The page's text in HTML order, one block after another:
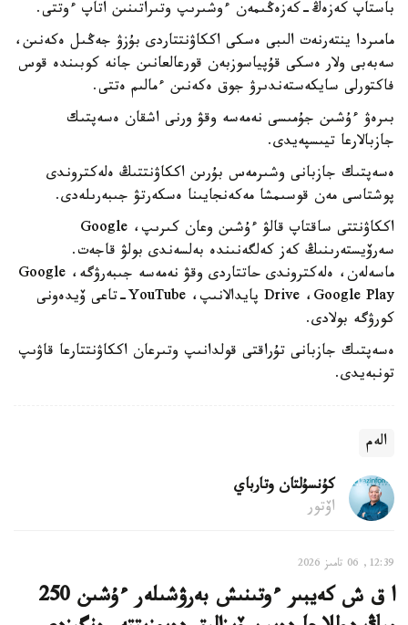
باستاپ كەزەڭ-كەزەڭىمەن ءوشىرىپ وتىراتىنىن اتاپ ءوتتى.
مامىردا ينتەرنەت الىبى ەسكى اككاۋنتتاردى بۇزۋ جەڭىل ەكەنىن،
سەبەبى ولار ەسكى قۇپياسوزبەن قورعالعانىن جانە كوبىندە قوس
فاكتورلى سايكەستەندىرۋ جوق ەكەنىن ءمالىم ەتتى.
بىرەۋ ءۇشىن جۇمىسى نەمەسە وقۋ ورنى اشقان ەسەپتىك
جازبالارعا تيىسپەيدى.
ەسەپتىك جازبانى وشىرمەس بۇرىن اككاۋنتتىڭ ەلەكتروندى
پوشتاسى مەن قوسىمشا مەكەنجايىنا ەسكەرتۋ جىبەرىلەدى.
اككاۋنتتى ساقتاپ قالۋ ءۇشىن وعان كىرىپ، Google
سەرۆيستەرىنىڭ كەز كەلگەنىندە بەلسەندى بولۋ قاجەت.
ماسەلەن، ەلەكتروندى حاتتاردى وقۋ نەمەسە جىبەرۋگە، Google
Drive ،Google Play پايدالانىپ، YouTube-تاعى ۆيدەونى
كورۋگە بولادى.
ەسەپتىك جازبانى تۇراقتى قولدانىپ وتىرعان اككاۋنتتارعا قاۋىپ
تونبەيدى.
الەم
كۇنسۇلتان وتارباي
اۆتور
12:39, 06 تامىز 2026
ا ق ش كەيبىر ءوتىنىش بەرۋشىلەر ءۇشىن 250